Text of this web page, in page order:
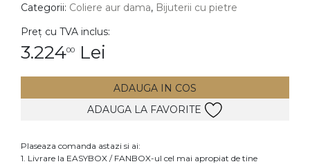
Cercei
Accesorii
Categorii: Coliere aur dama, Bijuterii cu pietre
Preț cu TVA inclus:
3.22400 Lei
ADAUGA IN COS
ADAUGA LA FAVORITE
Plaseaza comanda astazi si ai:
1. Livrare la EASYBOX / FANBOX-ul cel mai apropiat de tine